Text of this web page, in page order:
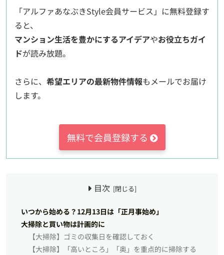
「アルファあなぶきStyle会員サービス」に無料登録す
ると、
マンション生活を豊かにするアイデアやお役立ちガイ
ドが読み放題。
さらに、 希望エリアの最新物件情報もメールでお届け
します。
無料で会員登録する
目次
いつから始める？12月13日は「正月事始め」
大掃除と買い物は計画的に
【大掃除】ゴミの収集日を確認しておく
【大掃除】「高いところ」「奥」を重点的に掃除する